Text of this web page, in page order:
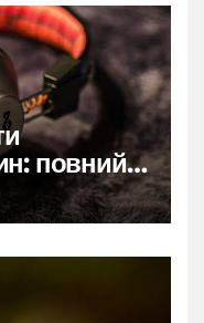
повний